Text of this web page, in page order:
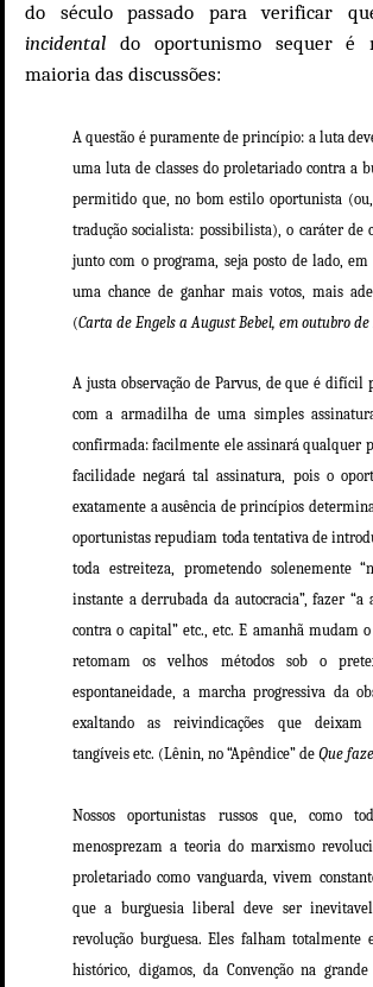
do século passado para verificar
incidental do oportunismo sequer é
maioria das discussões:
A questão é puramente de princípio: a luta
uma luta de classes do proletariado contra a
permitido que, no bom estilo oportunista (ou,
tradução socialista: possibilista), o caráter de
junto com o programa, seja posto de lado,
uma chance de ganhar mais votos, mais
(Carta de Engels a August Bebel, em outubro de
A justa observação de Parvus, de que é difícil
com a armadilha de uma simples
confirmada: facilmente ele assinará qualquer
facilidade negará tal assinatura, pois o
exatamente a ausência de princípios
oportunistas repudiam toda tentativa de
toda estreiteza, prometendo solenemente
instante a derrubada da autocracia”, fazer “a
contra o capital” etc., etc. E amanhã mudam
retomam os velhos métodos sob o
espontaneidade, a marcha progressiva da
exaltando as reivindicações que deixam
tangíveis etc. (Lênin, no “Apêndice” de Que
Nossos oportunistas russos que, como
menosprezam a teoria do marxismo
proletariado como vanguarda, vivem
que a burguesia liberal deve ser
revolução burguesa. Eles falham totalmente
histórico, digamos, da Convenção na grande